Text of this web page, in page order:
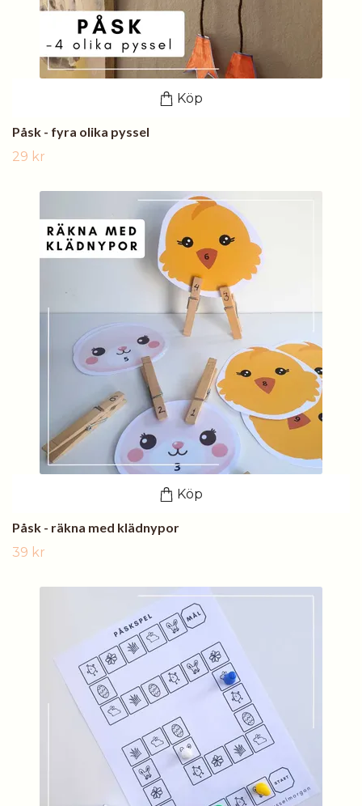
Köp
Påsk - fyra olika pyssel
29 kr
Köp
Påsk - räkna med klädnypor
39 kr